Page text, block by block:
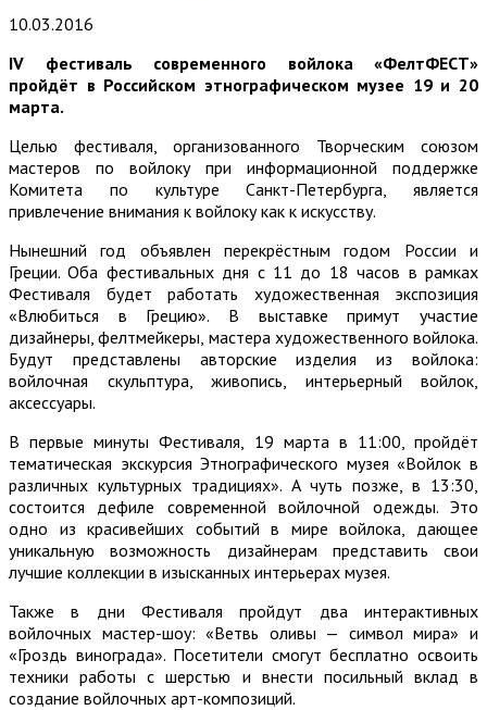
10.03.2016
IV фестиваль современного войлока «ФелтФЕСТ»
пройдёт в Российском этнографическом музее 19 и 20
марта.
Целью фестиваля, организованного Творческим союзом
мастеров по войлоку при информационной поддержке
Комитета по культуре Санкт-Петербурга, является
привлечение внимания к войлоку как к искусству.
Нынешний год объявлен перекрёстным годом России и
Греции. Оба фестивальных дня с 11 до 18 часов в рамках
Фестиваля будет работать художественная экспозиция
«Влюбиться в Грецию». В выставке примут участие
дизайнеры, фелтмейкеры, мастера художественного войлока.
Будут представлены авторские изделия из войлока:
войлочная скульптура, живопись, интерьерный войлок,
аксессуары.
В первые минуты Фестиваля, 19 марта в 11:00, пройдёт
тематическая экскурсия Этнографического музея «Войлок в
различных культурных традициях». А чуть позже, в 13:30,
состоится дефиле современной войлочной одежды. Это
одно из красивейших событий в мире войлока, дающее
уникальную возможность дизайнерам представить свои
лучшие коллекции в изысканных интерьерах музея.
Также в дни Фестиваля пройдут два интерактивных
войлочных мастер-шоу: «Ветвь оливы — символ мира» и
«Гроздь винограда». Посетители смогут бесплатно освоить
техники работы с шерстью и внести посильный вклад в
создание войлочных арт-композиций.